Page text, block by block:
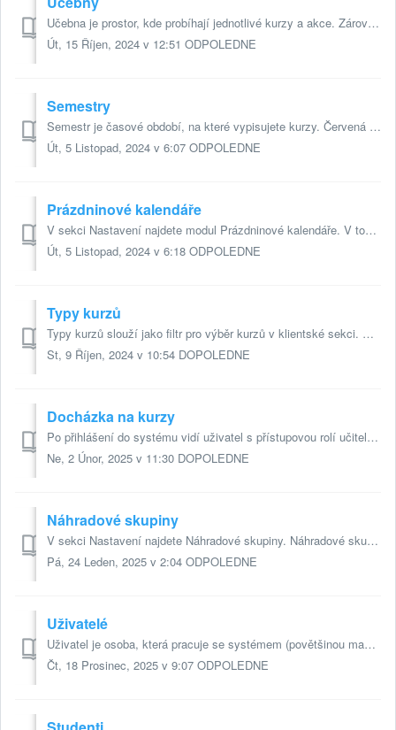
Učebna je prostor, kde probíhají jednotlivé kurzy a akce. Zároveň je to i stránka rozvrhu, kam se plánují jednotlivé lekce. Při zakládání nové učebny pů...
Út, 15 Říjen, 2024 v 12:51 ODPOLEDNE
Semestry
Semestr je časové období, na které vypisujete kurzy. Červená políčka jsou povinná. Při zakládání nového semestru jdete do Administrace do sekce Nastavení...
Út, 5 Listopad, 2024 v 6:07 ODPOLEDNE
Prázdninové kalendáře
V sekci Nastavení najdete modul Prázdninové kalendáře. V tomto modulu si můžete připravit svůj vlastní kalendář dní, na které nebude systém při tvoření kurz...
Út, 5 Listopad, 2024 v 6:18 ODPOLEDNE
Typy kurzů
Typy kurzů slouží jako filtr pro výběr kurzů v klientské sekci. Usnadníte takto vašim novým klientům snazší výběr z vaší nabídky kurzů. V sekci ...
St, 9 Říjen, 2024 v 10:54 DOPOLEDNE
Docházka na kurzy
Po přihlášení do systému vidí uživatel s přístupovou rolí učitel, recepční a vyšší na úvodní stránce tlačítko "Docházka kurzy" (klientům se toto...
Ne, 2 Únor, 2025 v 11:30 DOPOLEDNE
Náhradové skupiny
V sekci Nastavení najdete Náhradové skupiny. Náhradové skupiny slouží k rozdělení kurzů do skupinek, ve kterých si budou vaši klienti moci čerpat náhrady. ...
Pá, 24 Leden, 2025 v 2:04 ODPOLEDNE
Uživatelé
Uživatel je osoba, která pracuje se systémem (povětšinou maminka, administrátor nebo učitelka). Nového uživatele založíte v sekci Uživatelé v modulu Uživate...
Čt, 18 Prosinec, 2025 v 9:07 ODPOLEDNE